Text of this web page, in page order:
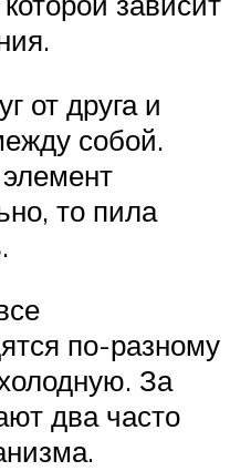
от друга и
собой.
то пила
по-разному
За
два часто